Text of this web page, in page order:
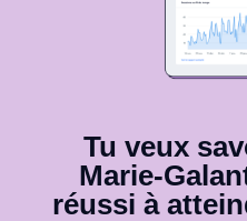
Tu veux
Marie-
réussi à